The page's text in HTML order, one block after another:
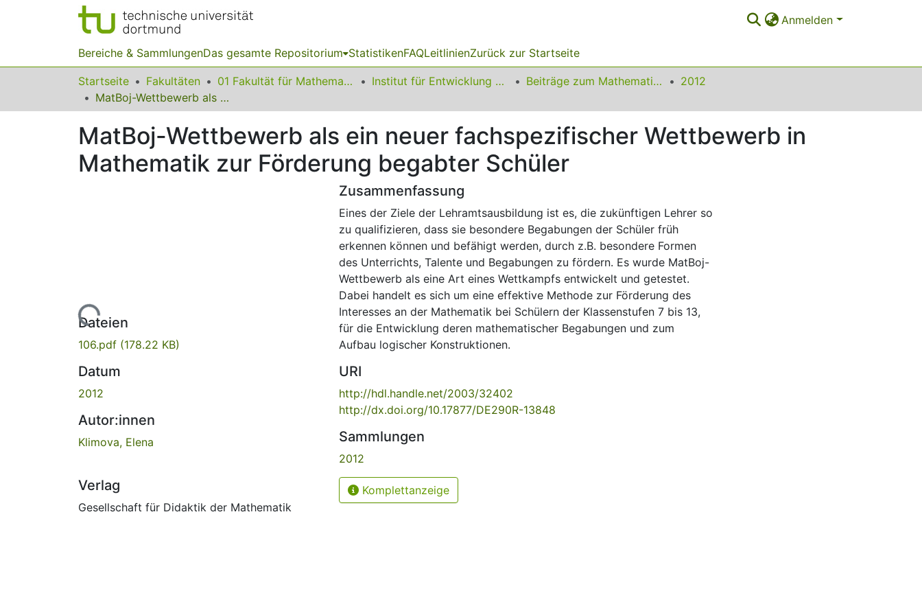
Anmelden
Bereiche & SammlungenDas gesamte Repositorium StatistikenFAQLeitlinienZurück zur Startseite
Startseite Fakultäten 01 Fakultät für Mathematik Institut für Entwicklung und Erforschung des Mathematikunterrichts Beiträge zum Mathematikunterricht
2012
MatBoj-Wettbewerb als ein neuer fachspezifischer Wettbewerb in Mathematik zur Förderung begabter Schüler
MatBoj-Wettbewerb als ein neuer fachspezifischer Wettbewerb in
Mathematik zur Förderung begabter Schüler
Lade...
Dateien
106.pdf (178.22 KB)
Datum
2012
Autor:innen
Klimova, Elena
Verlag
Gesellschaft für Didaktik der Mathematik
Zusammenfassung
Eines der Ziele der Lehramtsausbildung ist es, die zukünftigen Lehrer so
zu qualifizieren, dass sie besondere Begabungen der Schüler früh
erkennen können und befähigt werden, durch z.B. besondere Formen
des Unterrichts, Talente und Begabungen zu fördern. Es wurde MatBoj-
Wettbewerb als eine Art eines Wettkampfs entwickelt und getestet.
Dabei handelt es sich um eine effektive Methode zur Förderung des
Interesses an der Mathematik bei Schülern der Klassenstufen 7 bis 13,
für die Entwicklung deren mathematischer Begabungen und zum
Aufbau logischer Konstruktionen.
URI
http://hdl.handle.net/2003/32402
http://dx.doi.org/10.17877/DE290R-13848
Sammlungen
2012
Komplettanzeige